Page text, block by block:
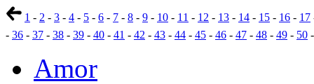
1 - 2 - 3 - 4 - 5 - 6 - 7 - 8 - 9 - 10 - 11 - 12 - 13 - 14 - 15 - 16 - 17
- 36 - 37 - 38 - 39 - 40 - 41 - 42 - 43 - 44 - 45 - 46 - 47 - 48 - 49 - 50
Amor